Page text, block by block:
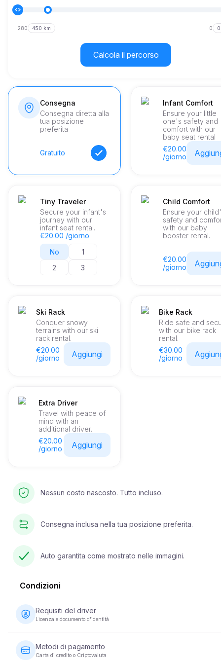
280 450 km 0
Calcola il percorso
Consegna
Consegna diretta alla
tua posizione
preferita
Gratuito
Infant Comfort
Ensure your little
one's safety and
comfort with our
baby seat rental
€20.00
/giorno
Tiny Traveler
Secure your infant's
journey with our
infant seat rental.
€20.00 /giorno
No
1
2
3
Child Comfort
Ensure your
safety and
with our baby
booster rental.
€20.00
/giorno
Ski Rack
Conquer snowy
terrains with our ski
rack rental.
€20.00
/giorno
Aggiungi
Bike Rack
Ride safe and
with our bike rack
rental.
€30.00
/giorno
Extra Driver
Travel with peace of
mind with an
additional driver.
€20.00
/giorno
Aggiungi
Nessun costo nascosto. Tutto incluso.
Consegna inclusa nella tua posizione preferita.
Auto garantita come mostrato nelle immagini.
Condizioni
Requisiti del driver
Licenza e documento d'identità
patente di guida valida. È inoltre richiesto un documento di
(passaporto o carta d'identità nazionale). Alcuni veicoli
richiedere che il conducente abbia la patente da un minimo di
Metodi di pagamento
Carta di credito o Criptovaluta